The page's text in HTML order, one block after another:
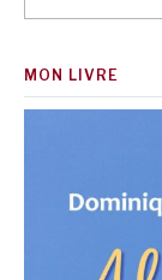
MON LIVRE